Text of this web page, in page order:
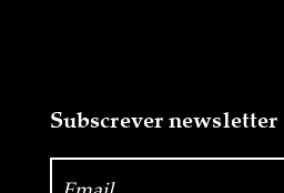
Subscrever newsletter